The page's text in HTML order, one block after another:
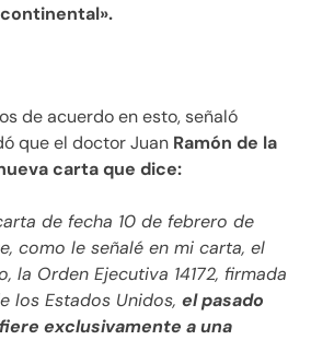
de acuerdo en esto, señaló
que el doctor Juan Ramón de la
carta que dice:
de fecha 10 de febrero de
como le señalé en mi carta, el
la Orden Ejecutiva 14172, firmada
los Estados Unidos, el pasado
exclusivamente a una